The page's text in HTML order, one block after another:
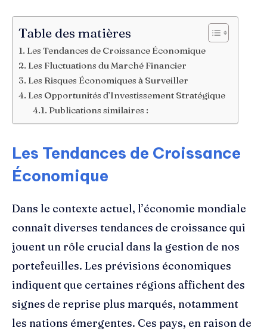
Table des matières
Les Tendances de Croissance Économique
Les Fluctuations du Marché Financier
Les Risques Économiques à Surveiller
Les Opportunités d’Investissement Stratégique
Publications similaires :
Les Tendances de Croissance
Économique
Dans le contexte actuel, l’économie mondiale
connaît diverses tendances de croissance qui
jouent un rôle crucial dans la gestion de nos
portefeuilles. Les prévisions économiques
indiquent que certaines régions affichent des
signes de reprise plus marqués, notamment
les nations émergentes. Ces pays, en raison de